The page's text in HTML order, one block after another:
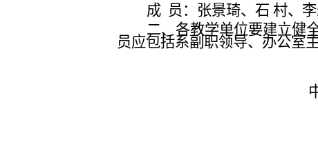
成 员：张景琦、石 村、
二、各教学单位要建立健
员应包括系副职领导、办公室